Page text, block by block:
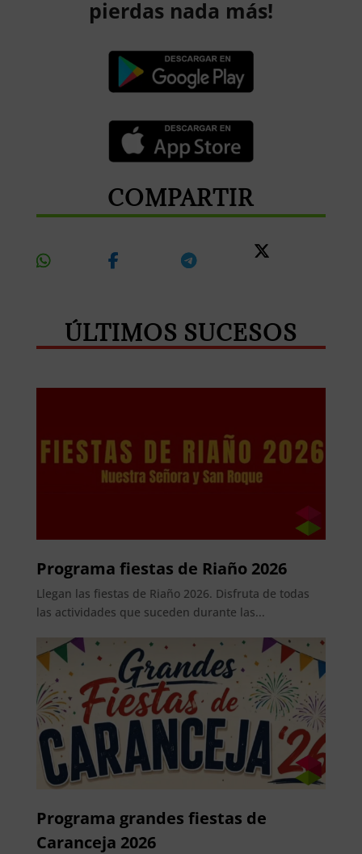
pierdas nada más!
COMPARTIR
ÚLTIMOS SUCESOS
Programa fiestas de Riaño 2026
Llegan las fiestas de Riaño 2026. Disfruta de todas
las actividades que suceden durante las...
Programa grandes fiestas de
Caranceja 2026